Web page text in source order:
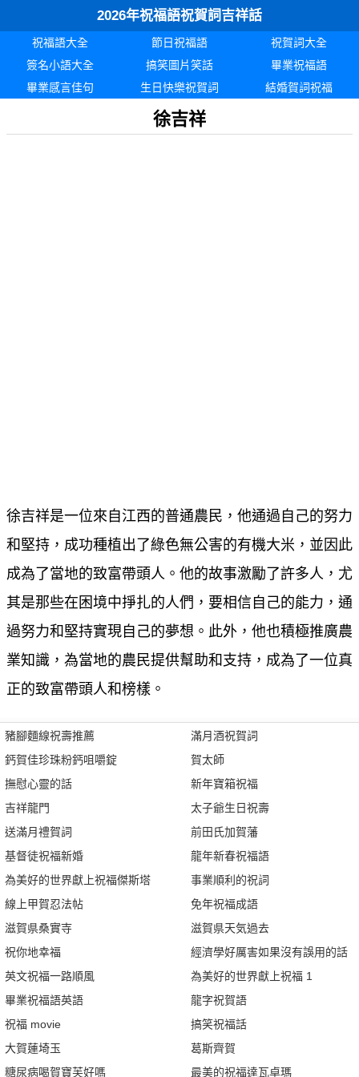
2026年祝福語祝賀詞吉祥話
祝福語大全 節日祝福語
祝賀詞大全
簽名小語大全
搞笑圖片笑話
畢業祝福語
畢業感言佳句
生日快樂祝賀詞 結婚賀詞祝福
徐吉祥
徐吉祥是一位來自江西的普通農民，他通過自己的努力
和堅持，成功種植出了綠色無公害的有機大米，並因此
成為了當地的致富帶頭人。他的故事激勵了許多人，尤
其是那些在困境中掙扎的人們，要相信自己的能力，通
過努力和堅持實現自己的夢想。此外，他也積極推廣農
業知識，為當地的農民提供幫助和支持，成為了一位真
正的致富帶頭人和榜樣。
豬腳麵線祝壽推薦
鈣賀佳珍珠粉鈣咀嚼錠
撫慰心靈的話
吉祥龍門
送滿月禮賀詞
基督徒祝福新婚
為美好的世界獻上祝福傑斯塔
線上甲賀忍法帖
滋賀県桑實寺
祝你地幸福
英文祝福一路順風
畢業祝福語英語
祝福 movie
大賀蓮埼玉
糖尿病喝賀寶芙好嗎
滿月酒祝賀詞
賀太師
新年寶箱祝福
太子爺生日祝壽
前田氏加賀藩
龍年新春祝福語
事業順利的祝詞
免年祝福成語
滋賀県天気過去
經濟學好厲害如果沒有誤用的話
為美好的世界獻上祝福 1
龍字祝賀語
搞笑祝福話
葛斯齊賀
最美的祝福達瓦卓瑪